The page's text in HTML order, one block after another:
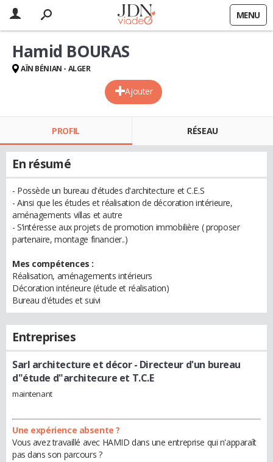
MENU
Ajouter
Hamid BOURAS
AÏN BÉNIAN - ALGER
PROFIL RÉSEAU
En résumé
- Possède un bureau d'études d'architecture et C.E.S
- Ainsi que les études et réalisation de décoration intérieure,
aménagements villas et autre
- S’intéresse aux projets de promotion immobilière ( proposer
partenaire, montage financier..)
Mes compétences :
Réalisation, aménagements intérieurs
Décoration intérieure (étude et réalisation)
Bureau d'études et suivi
Entreprises
Sarl architecture et décor- Directeur d'un bureau
d"étude d"architecure et T.C.E
maintenant
Une expérience absente ?
Vous avez travaillé avec HAMID dans une entreprise qui n'apparaît
pas dans son parcours ?